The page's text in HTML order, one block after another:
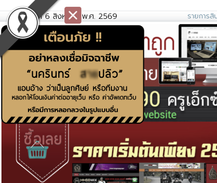
วันพฤหัสที่ 6 สิงหาคม พ.ศ. 2569 รายการสิ